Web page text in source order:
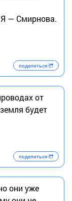
— Смирнова.
поделиться
от
будет
поделиться
они уже